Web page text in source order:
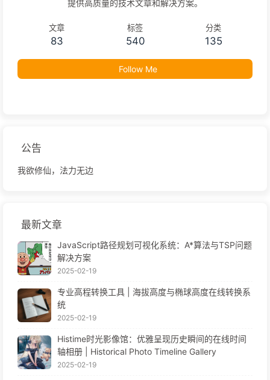
提供高质量的技术文章和解决方案。
文章
83
标签
540
分类
135
Follow Me
公告
我欲修仙，法力无边
最新文章
JavaScript路径规划可视化系统：A*算法与TSP问题
解决方案
2025-02-19
专业高程转换工具 | 海拔高度与椭球高度在线转换系
统
2025-02-19
Histime时光影像馆：优雅呈现历史瞬间的在线时间
轴相册 | Historical Photo Timeline Gallery
2025-02-19